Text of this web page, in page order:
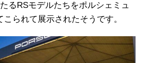
るRSモデルたちをポルシェミュ
られて展示されたそうです。